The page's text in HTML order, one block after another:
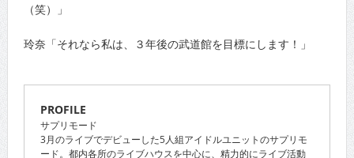
（笑）」
玲奈「それなら私は、３年後の武道館を目標にします！」
PROFILE
サプリモード
3月のライブでデビューした5人組アイドルユニットのサプリモ
ード。都内各所のライブハウスを中心に、精力的にライブ活動